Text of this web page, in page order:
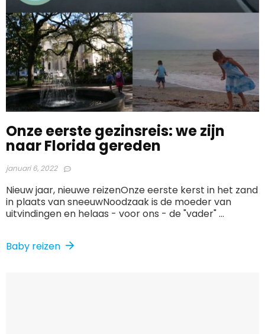
Onze eerste gezinsreis: we zijn
naar Florida gereden
januari 6, 2022
Nieuw jaar, nieuwe reizenOnze eerste kerst in het zand
in plaats van sneeuwNoodzaak is de moeder van
uitvindingen en helaas - voor ons - de "vader" ...
Baby reizen